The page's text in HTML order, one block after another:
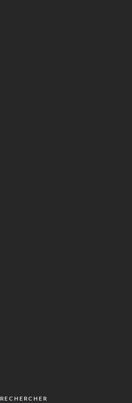
RECHERCHER